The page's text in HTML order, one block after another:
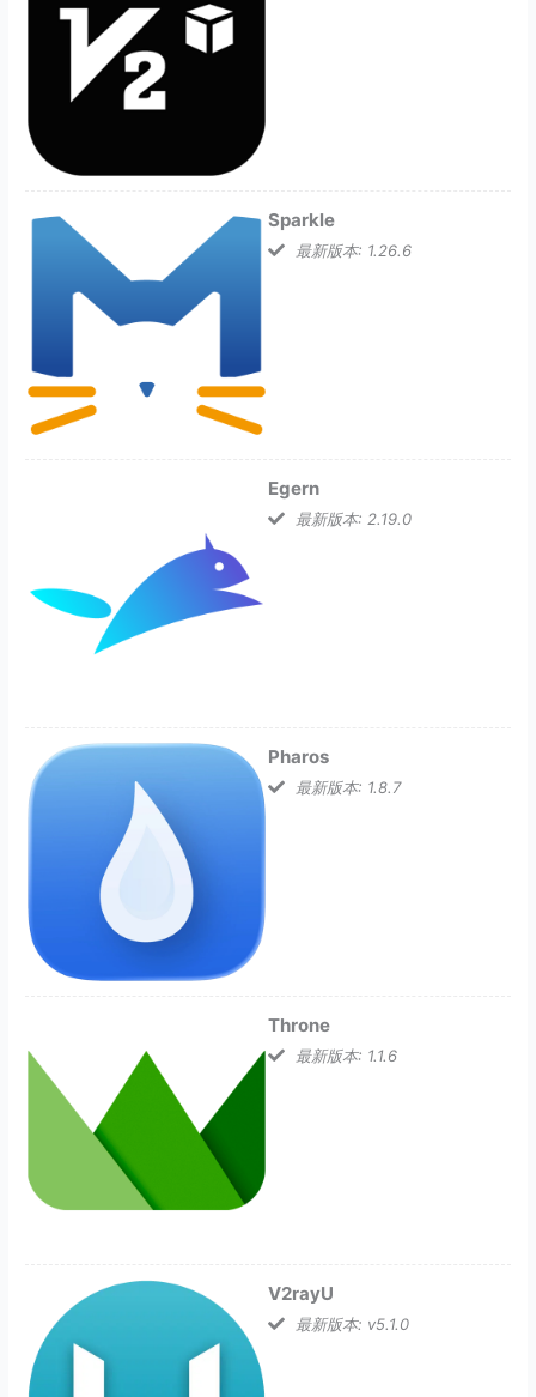
Sparkle
最新版本: 1.26.6
Egern
最新版本: 2.19.0
Pharos
最新版本: 1.8.7
Throne
最新版本: 1.1.6
V2rayU
最新版本: v5.1.0